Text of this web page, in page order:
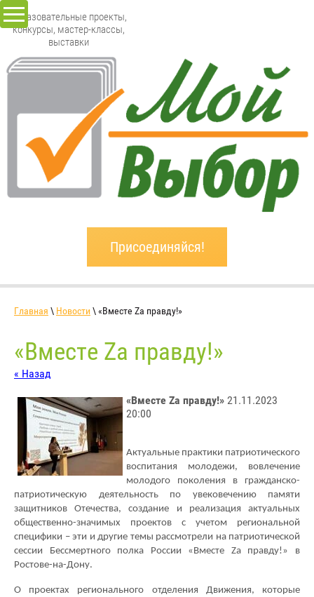
Образовательные проекты,
конкурсы, мастер-классы,
выставки
Присоединяйся!
Главная \ Новости\ «Вместе Zа правду!»
«Вместе Zа правду!»
« Назад
«Вместе Zа правду!» 21.11.2023
20:00
Актуальные практики патриотического
воспитания молодежи, вовлечение
молодого поколения в гражданско-
патриотическую деятельность по увековечению памяти
защитников Отечества, создание и реализация актуальных
общественно-значимых проектов с учетом региональной
специфики – эти и другие темы рассмотрели на патриотической
сессии Бессмертного полка России «Вместе Zа правду!» в
Ростове-на-Дону.
О проектах регионального отделения Движения, которые